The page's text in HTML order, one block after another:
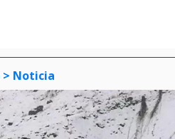
> Noticia